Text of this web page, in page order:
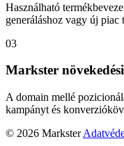
Használható
generáláshoz vagy új piac
03
Markster
A domain mellé
kampányt és
© 2026 Markster